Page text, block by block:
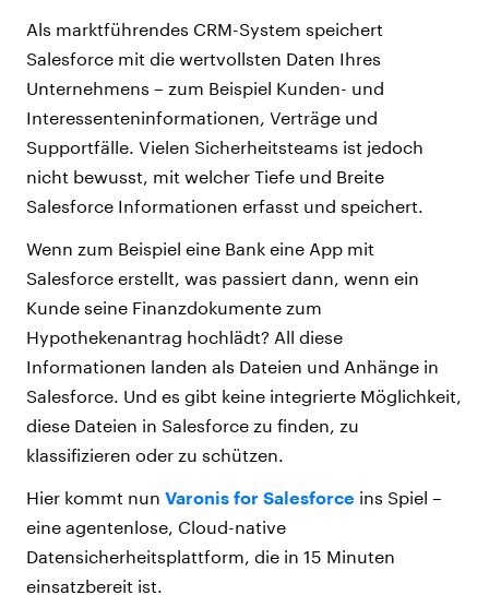
Als marktführendes CRM-System speichert
Salesforce mit die wertvollsten Daten Ihres
Unternehmens – zum Beispiel Kunden- und
Interessenteninformationen, Verträge und
Supportfälle. Vielen Sicherheitsteams ist jedoch
nicht bewusst, mit welcher Tiefe und Breite
Salesforce Informationen erfasst und speichert.
Wenn zum Beispiel eine Bank eine App mit
Salesforce erstellt, was passiert dann, wenn ein
Kunde seine Finanzdokumente zum
Hypothekenantrag hochlädt? All diese
Informationen landen als Dateien und Anhänge in
Salesforce. Und es gibt keine integrierte Möglichkeit,
diese Dateien in Salesforce zu finden, zu
klassifizieren oder zu schützen.
Hier kommt nun Varonis for Salesforce ins Spiel –
eine agentenlose, Cloud-native
Datensicherheitsplattform, die in 15 Minuten
einsatzbereit ist.